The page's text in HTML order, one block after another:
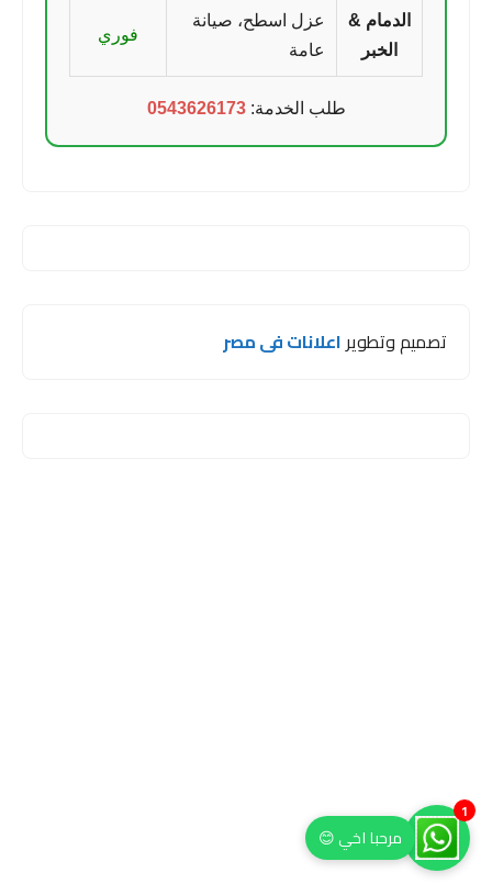
الدمام &
الخبر
عزل اسطح، صيانة
عامة
فوري
طلب الخدمة:0543626173
تصميم وتطويراعلانات فى مصر
مرحبا اخي 😊